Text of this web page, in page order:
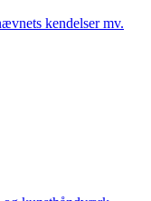
kendelser mv.